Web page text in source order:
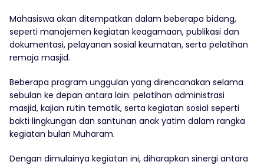
Mahasiswa akan ditempatkan dalam beberapa bidang,
seperti manajemen kegiatan keagamaan, publikasi dan
dokumentasi, pelayanan sosial keumatan, serta pelatihan
remaja masjid.
Beberapa program unggulan yang direncanakan selama
sebulan ke depan antara lain: pelatihan administrasi
masjid, kajian rutin tematik, serta kegiatan sosial seperti
bakti lingkungan dan santunan anak yatim dalam rangka
kegiatan bulan Muharam.
Dengan dimulainya kegiatan ini, diharapkan sinergi antara